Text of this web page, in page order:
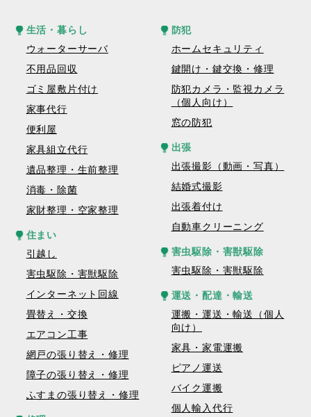
生活・暮らし
ウォーターサーバ
不用品回収
ゴミ屋敷片付け
家事代行
便利屋
家具組立代行
遺品整理・生前整理
消毒・除菌
家財整理・空家整理
住まい
引越し
害虫駆除・害獣駆除
インターネット回線
畳替え・交換
エアコン工事
網戸の張り替え・修理
障子の張り替え・修理
ふすまの張り替え・修理
防犯
ホームセキュリティ
鍵開け・鍵交換・修理
防犯カメラ・監視カメラ
（個人向け）
窓の防犯
出張
出張撮影（動画・写真）
結婚式撮影
出張着付け
自動車クリーニング
害虫駆除・害獣駆除
害虫駆除・害獣駆除
運送・配達・輸送
運搬・運送・輸送（個人
向け）
家具・家電運搬
ピアノ運送
バイク運搬
個人輸入代行